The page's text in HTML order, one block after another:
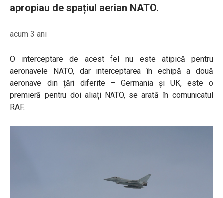
apropiau de spațiul aerian NATO.
acum 3 ani
O interceptare de acest fel nu este atipică pentru
aeronavele NATO, dar interceptarea în echipă a două
aeronave din țări diferite – Germania și UK, este o
premieră pentru doi aliați NATO, se arată în comunicatul
RAF.